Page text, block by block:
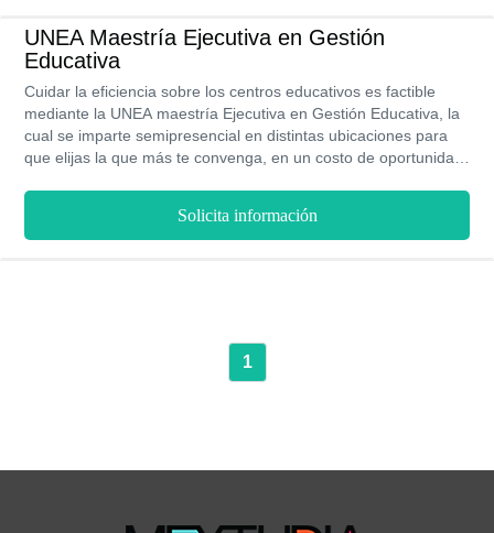
UNEA Maestría Ejecutiva en Gestión
Educativa
Cuidar la eficiencia sobre los centros educativos es factible
mediante la UNEA maestría Ejecutiva en Gestión Educativa, la
cual se imparte semipresencial en distintas ubicaciones para
que elijas la que más te convenga, en un costo de oportunidad
Solicita información
1